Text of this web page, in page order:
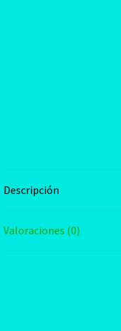
Descripción
Valoraciones (0)